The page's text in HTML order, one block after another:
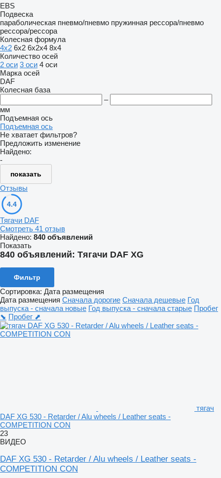
EBS
Подвеска
параболическая пневмо/пневмо пружинная рессора/пневмо
рессора/рессора
Колесная формула
4x2 6x2 6x2x4 8x4
Количество осей
2 оси 3 оси 4 оси
Марка осей
DAF
Колесная база
–
мм
Подъемная ось
Подъемная ось
Не хватает фильтров?
Предложить изменение
Найдено:
-
показать
Отзывы
4.4
Тягачи DAF
Смотреть 41 отзыв
Найдено: 840 объявлений
Показать
840 объявлений: Тягачи DAF XG
Фильтр
Сортировка: Дата размещения
Дата размещения Сначала дорогие Сначала дешевые Год
выпуска - сначала новые Год выпуска - сначала старые Пробег
⬊ Пробег ⬈
тягач
DAF XG 530 - Retarder / Alu wheels / Leather seats -
COMPETITION CON
23
ВИДЕО
DAF XG 530 - Retarder / Alu wheels / Leather seats -
COMPETITION CON